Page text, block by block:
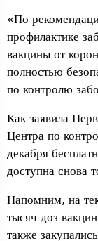
«По
профилактике
вакцины от
полностью
по контролю
Как заявила
Центра по
декабря
доступна снова
Напомним, на
тысяч доз
также